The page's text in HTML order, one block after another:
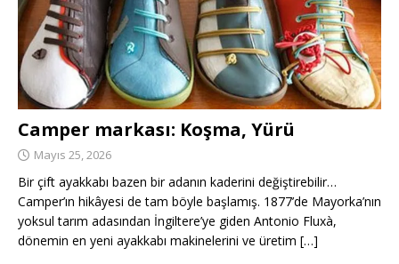
Camper markası: Koşma, Yürü
Mayıs 25, 2026
Bir çift ayakkabı bazen bir adanın kaderini değiştirebilir…
Camper’ın hikâyesi de tam böyle başlamış. 1877’de Mayorka’nın
yoksul tarım adasından İngiltere’ye giden Antonio Fluxà,
dönemin en yeni ayakkabı makinelerini ve üretim […]